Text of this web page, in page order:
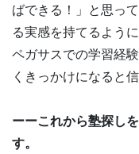
ばできる！」と思っ
る実感を持てるよう
ペガサスでの学習経
くきっかけになると
ーーこれから塾探し
す。